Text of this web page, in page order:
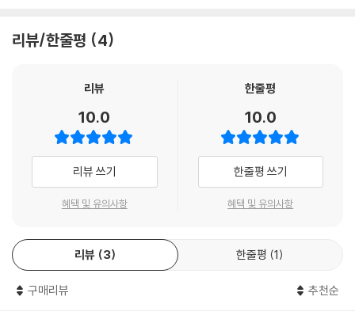
리뷰/한줄평 4
리뷰
10.0
리뷰 쓰기
혜택 및 유의사항
한줄평
10.0
한줄평 쓰기
혜택 및 유의사항
리뷰 3 한줄평 1
구매리뷰 추천순